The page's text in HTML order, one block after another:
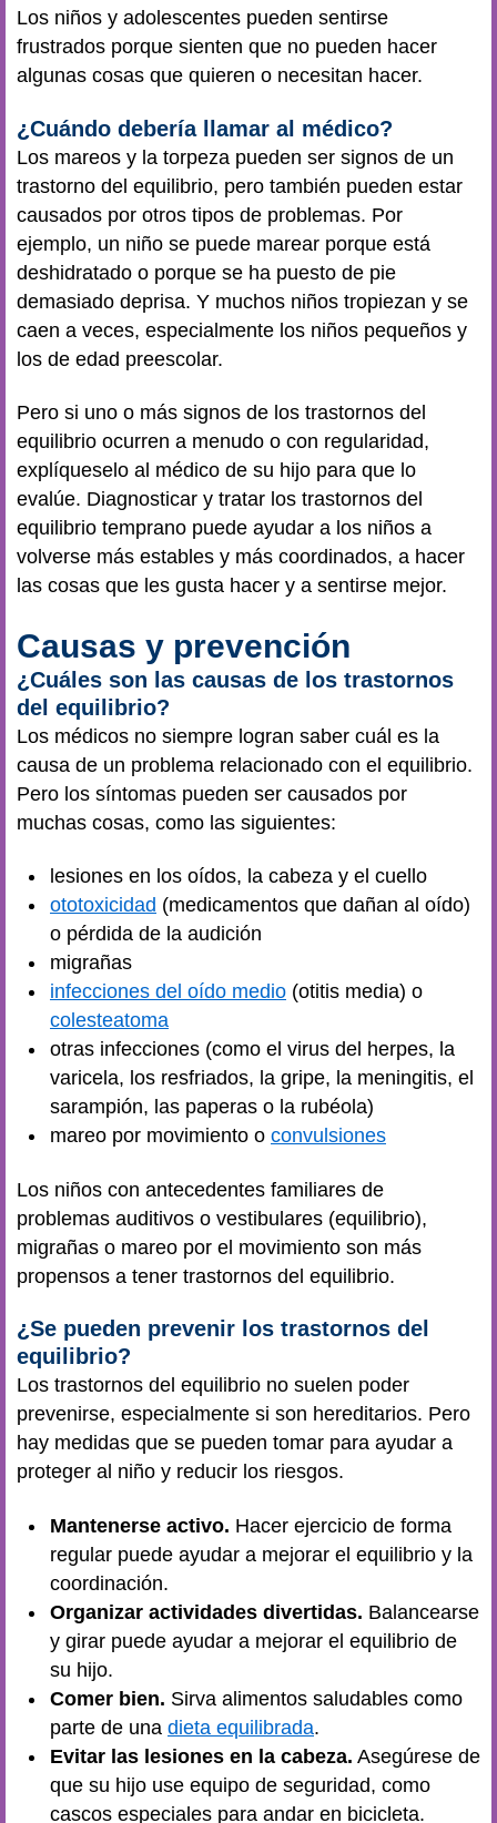
Los niños y adolescentes pueden sentirse
frustrados porque sienten que no pueden hacer
algunas cosas que quieren o necesitan hacer.
¿Cuándo debería llamar al médico?
Los mareos y la torpeza pueden ser signos de un
trastorno del equilibrio, pero también pueden estar
causados por otros tipos de problemas. Por
ejemplo, un niño se puede marear porque está
deshidratado o porque se ha puesto de pie
demasiado deprisa. Y muchos niños tropiezan y se
caen a veces, especialmente los niños pequeños y
los de edad preescolar.
Pero si uno o más signos de los trastornos del
equilibrio ocurren a menudo o con regularidad,
explíqueselo al médico de su hijo para que lo
evalúe. Diagnosticar y tratar los trastornos del
equilibrio temprano puede ayudar a los niños a
volverse más estables y más coordinados, a hacer
las cosas que les gusta hacer y a sentirse mejor.
Causas y prevención
¿Cuáles son las causas de los trastornos
del equilibrio?
Los médicos no siempre logran saber cuál es la
causa de un problema relacionado con el equilibrio.
Pero los síntomas pueden ser causados por
muchas cosas, como las siguientes:
lesiones en los oídos, la cabeza y el cuello
ototoxicidad (medicamentos que dañan al oído)
o pérdida de la audición
migrañas
infecciones del oído medio (otitis media) o
colesteatoma
otras infecciones (como el virus del herpes, la
varicela, los resfriados, la gripe, la meningitis, el
sarampión, las paperas o la rubéola)
mareo por movimiento o convulsiones
Los niños con antecedentes familiares de
problemas auditivos o vestibulares (equilibrio),
migrañas o mareo por el movimiento son más
propensos a tener trastornos del equilibrio.
¿Se pueden prevenir los trastornos del
equilibrio?
Los trastornos del equilibrio no suelen poder
prevenirse, especialmente si son hereditarios. Pero
hay medidas que se pueden tomar para ayudar a
proteger al niño y reducir los riesgos.
Mantenerse activo. Hacer ejercicio de forma
regular puede ayudar a mejorar el equilibrio y la
coordinación.
Organizar actividades divertidas. Balancearse
y girar puede ayudar a mejorar el equilibrio de
su hijo.
Comer bien. Sirva alimentos saludables como
parte de una dieta equilibrada.
Evitar las lesiones en la cabeza. Asegúrese de
que su hijo use equipo de seguridad, como
cascos especiales para andar en bicicleta.